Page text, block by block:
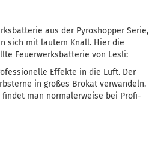
aus der Pyroshopper Serie,
sich mit lautem Knall. Hier die
Feuerwerksbatterie von Lesli:
Effekte in die Luft. Der
in großes Brokat verwandeln.
man normalerweise bei Profi-